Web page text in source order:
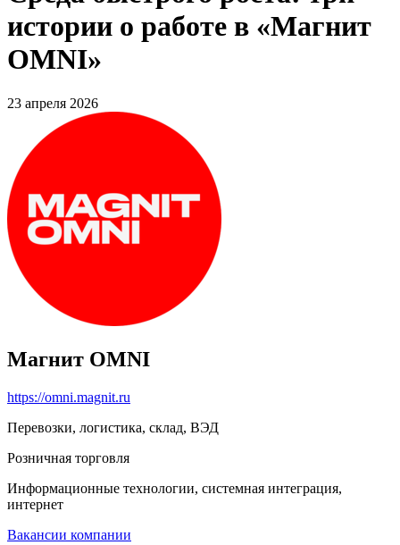
истории о работе в «Магнит
OMNI»
23 апреля 2026
Магнит OMNI
https://omni.magnit.ru
Перевозки, логистика, склад, ВЭД
Розничная торговля
Информационные технологии, системная интеграция,
интернет
Вакансии компании